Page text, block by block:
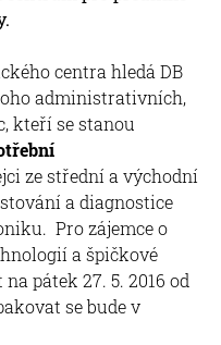
centra hledá DB
administrativních,
kteří se stanou
ze střední a východní
a diagnostice
Pro zájemce o
a špičkové
pátek 27. 5. 2016 od
se bude v